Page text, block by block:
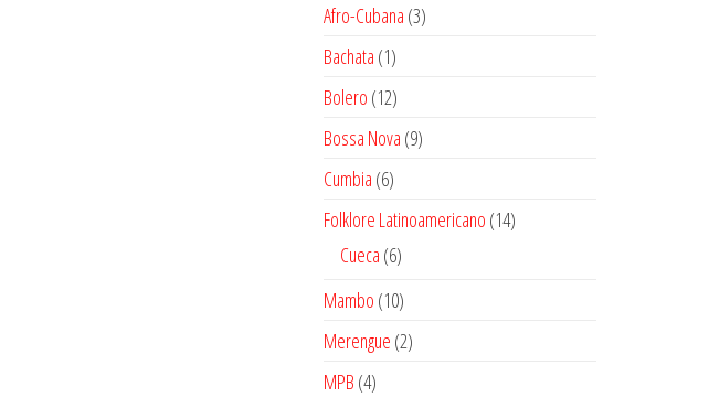
Afro-Cubana 33
Bachata 11
producto
Bolero 1212
productos
Bossa Nova 99
Cumbia 66
productos
Folklore Latinoamericano 1414
Cueca 66
Mambo 1010
productos
Merengue 22
MPB 44